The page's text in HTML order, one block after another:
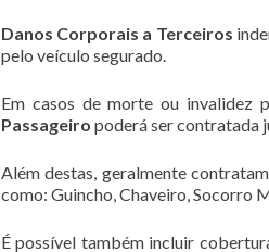
Danos Corporais a Terceiros
pelo veículo segurado.
Em casos de morte ou invalidez
Passageiro poderá ser contratada
Além destas, geralmente
como: Guincho, Chaveiro, Socorro
É possível também incluir